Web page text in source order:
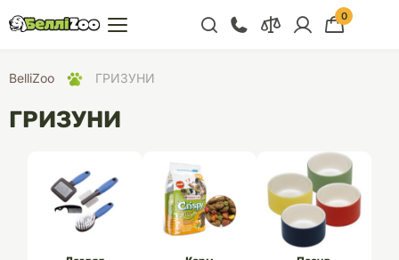
Відділ підтримки
+38 (068) 479 28
76
0
BelliZoo ГРИЗУНИ
ГРИЗУНИ